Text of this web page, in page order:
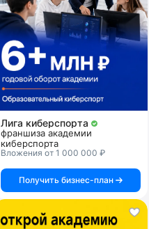
Лига киберспорта
франшиза академии
киберспорта
Вложения от 1 000 000 ₽
Получить бизнес-план